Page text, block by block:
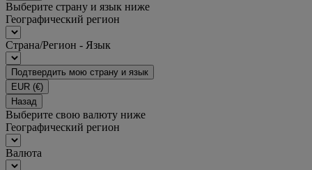
Выберите страну и язык ниже
Географический регион
Страна/Регион - Язык
Подтвердить мою страну и язык
EUR (€)
Назад
Выберите свою валюту ниже
Географический регион
Валюта